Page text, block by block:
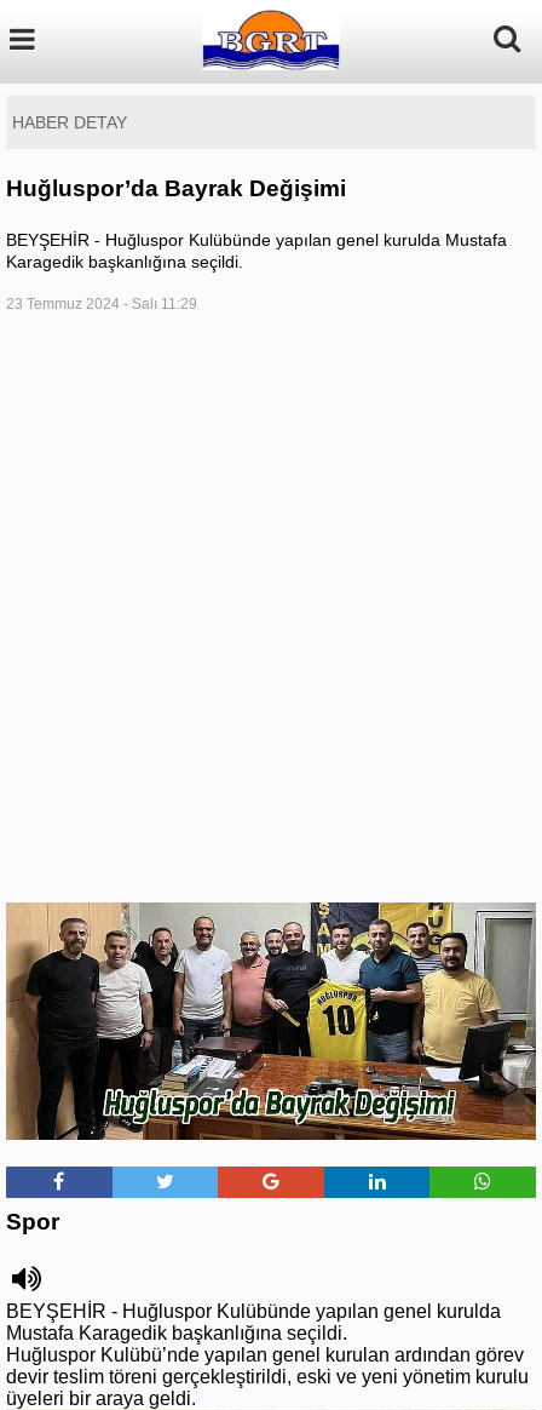
HABER DETAY
Huğluspor’da Bayrak Değişimi
BEYŞEHİR - Huğluspor Kulübünde yapılan genel kurulda Mustafa
Karagedik başkanlığına seçildi.
23 Temmuz 2024 - Salı 11:29
Spor
BEYŞEHİR - Huğluspor Kulübünde yapılan genel kurulda
Mustafa Karagedik başkanlığına seçildi.
Huğluspor Kulübü’nde yapılan genel kurulan ardından görev
devir teslim töreni gerçekleştirildi, eski ve yeni yönetim kurulu
üyeleri bir araya geldi.